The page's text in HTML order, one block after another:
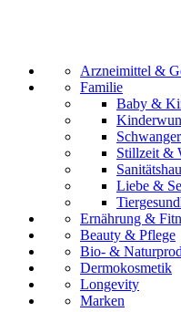
Arzneimittel &
Familie
Baby &
Stillzeit &
Liebe &
Ernährung &
Beauty & Pflege
Bio- &
Dermokosmetik
Longevity
Marken